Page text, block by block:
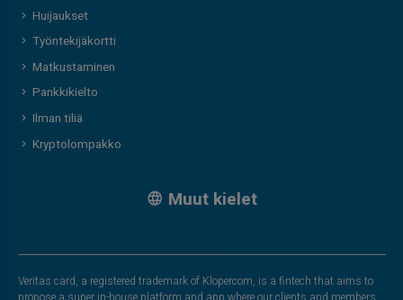
Huijaukset
Työntekijäkortti
Matkustaminen
Pankkikielto
Ilman tiliä
Kryptolompakko
Muut kielet
Veritas card, a registered trademark of Klopercom, is a fintech that aims to